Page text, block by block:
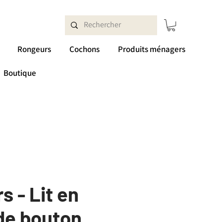
Rongeurs Cochons Produits ménagers
Boutique
- Lit en